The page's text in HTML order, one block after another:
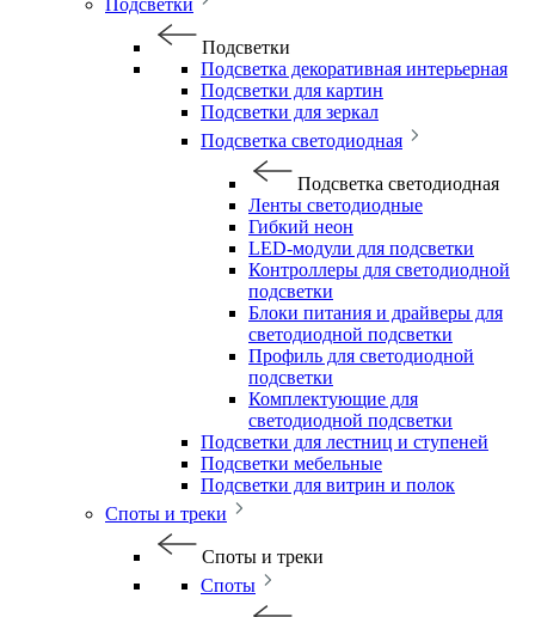
Подсветки
Подсветки
Подсветка декоративная интерьерная
Подсветки для картин
Подсветки для зеркал
Подсветка светодиодная
Подсветка светодиодная
Ленты светодиодные
Гибкий неон
LED-модули для подсветки
Контроллеры для светодиодной
подсветки
Блоки питания и драйверы для
светодиодной подсветки
Профиль для светодиодной
подсветки
Комплектующие для
светодиодной подсветки
Подсветки для лестниц и ступеней
Подсветки мебельные
Подсветки для витрин и полок
Споты и треки
Споты и треки
Споты